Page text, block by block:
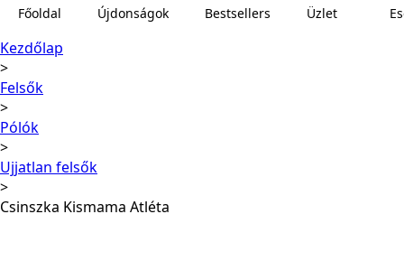
Főoldal Újdonságok Bestsellers Üzlet
Kezdőlap
Felsők
Pólók
Ujjatlan felsők
Csinszka Kismama Atléta